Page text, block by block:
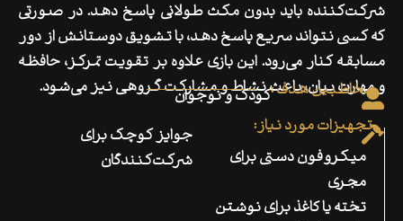
شرکت‌کننده باید بدون مکث طولانی پاسخ دهد. در صورتی
که کسی نتواند سریع پاسخ دهد، با تشویق دوستانش از دور
مسابقه کنار می‌رود. این بازی علاوه بر تقویت تمرکز، حافظه
و مهارت بیان، باعث نشاط و مشارکت گروهی نیز می‌شود.
مخاطبین هدف :کودک و نوجوان
تجهیزات مورد نیاز:
میکروفون دستی برای
مجری
تخته یا کاغذ برای نوشتن
جوایز کوچک برای
شرکت‌کنندگان